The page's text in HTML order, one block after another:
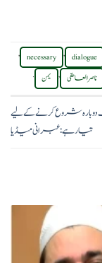
dialogue
,
necessary
,
ناصر العاطفی , یمن .
شروع کرنے کے لیے
تیار ہے: عبرانی میڈیا